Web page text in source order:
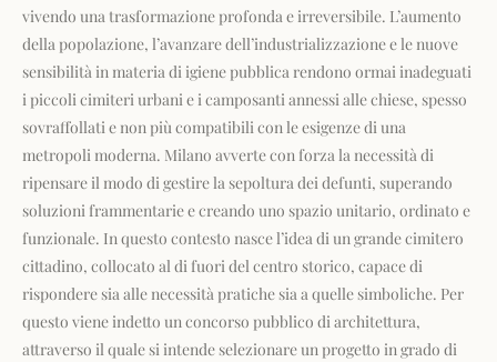
vivendo una trasformazione profonda e irreversibile. L’aumento
della popolazione, l’avanzare dell’industrializzazione e le nuove
sensibilità in materia di igiene pubblica rendono ormai inadeguati
i piccoli cimiteri urbani e i camposanti annessi alle chiese, spesso
sovraffollati e non più compatibili con le esigenze di una
metropoli moderna. Milano avverte con forza la necessità di
ripensare il modo di gestire la sepoltura dei defunti, superando
soluzioni frammentarie e creando uno spazio unitario, ordinato e
funzionale. In questo contesto nasce l’idea di un grande cimitero
cittadino, collocato al di fuori del centro storico, capace di
rispondere sia alle necessità pratiche sia a quelle simboliche. Per
questo viene indetto un concorso pubblico di architettura,
attraverso il quale si intende selezionare un progetto in grado di